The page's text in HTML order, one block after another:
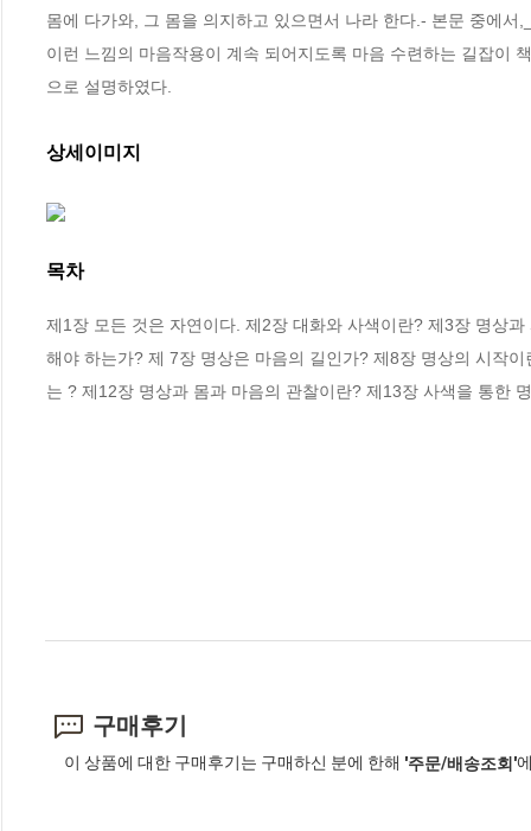
몸에 다가와, 그 몸을 의지하고 있으면서 나라 한다.- 본문 중에
이런 느낌의 마음작용이 계속 되어지도록 마음 수련하는 길잡이
으로 설명하였다.
상세이미지
목차
제1장 모든 것은 자연이다. 제2장 대화와 사색이란? 제3장 명상
해야 하는가? 제 7장 명상은 마음의 길인가? 제8장 명상의 시작
는 ? 제12장 명상과 몸과 마음의 관찰이란? 제13장 사색을 통한
구매후기
이 상품에 대한 구매후기는 구매하신 분에 한해 '주문/배송조회'